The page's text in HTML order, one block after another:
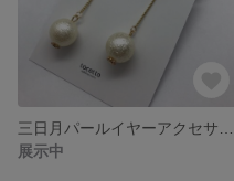
展示中